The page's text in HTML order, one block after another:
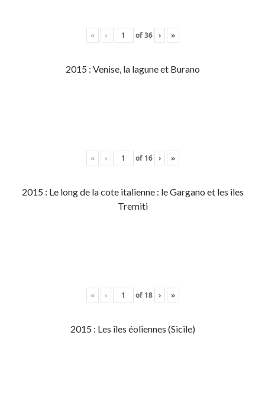
« ‹ of36 › »
2015 : Venise, la lagune et Burano
« ‹ of 16 › »
2015 : Le long de la cote italienne : le Gargano et les iles
Tremiti
« ‹ of 18 › »
2015 : Les îles éoliennes (Sicile)